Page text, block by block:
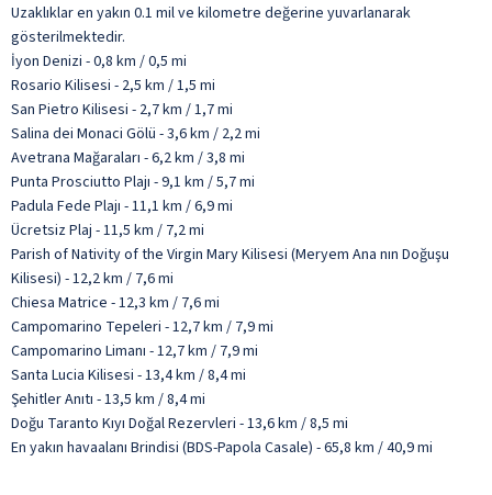
Uzaklıklar en yakın 0.1 mil ve kilometre değerine yuvarlanarak
gösterilmektedir.
İyon Denizi - 0,8 km / 0,5 mi
Rosario Kilisesi - 2,5 km / 1,5 mi
San Pietro Kilisesi - 2,7 km / 1,7 mi
Salina dei Monaci Gölü - 3,6 km / 2,2 mi
Avetrana Mağaraları - 6,2 km / 3,8 mi
Punta Prosciutto Plajı - 9,1 km / 5,7 mi
Padula Fede Plajı - 11,1 km / 6,9 mi
Ücretsiz Plaj - 11,5 km / 7,2 mi
Parish of Nativity of the Virgin Mary Kilisesi (Meryem Ana nın Doğuşu
Kilisesi) - 12,2 km / 7,6 mi
Chiesa Matrice - 12,3 km / 7,6 mi
Campomarino Tepeleri - 12,7 km / 7,9 mi
Campomarino Limanı - 12,7 km / 7,9 mi
Santa Lucia Kilisesi - 13,4 km / 8,4 mi
Şehitler Anıtı - 13,5 km / 8,4 mi
Doğu Taranto Kıyı Doğal Rezervleri - 13,6 km / 8,5 mi
En yakın havaalanı Brindisi (BDS-Papola Casale) - 65,8 km / 40,9 mi